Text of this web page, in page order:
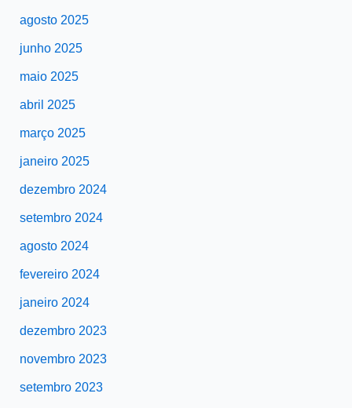
agosto 2025
junho 2025
maio 2025
abril 2025
março 2025
janeiro 2025
dezembro 2024
setembro 2024
agosto 2024
fevereiro 2024
janeiro 2024
dezembro 2023
novembro 2023
setembro 2023